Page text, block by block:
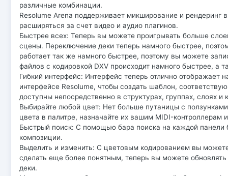
различные комбинации.
Resolume Arena поддерживает микширование и
расширяться за счет видео и аудио плагинов.
Быстрее всех: Теперь вы можете проигрывать больше
сцены. Переключение деки теперь намного быстрее,
работает так же намного быстрее, поэтому вы можете
файлов с кодировкой DXV происходит намного быстрее, а
Гибкий интерфейс: Интерфейс теперь отлично
интерфейсе Resolume, чтобы создать шаблон,
доступны непосредственно в структурах, группах, слоях и
Выбирайте любой цвет: Нет больше путаницы с
цвета в палитре, назначайте их вашим MIDI-
Быстрый поиск: С помощью бара поиска на каждой
композиции.
Выделить и изменить: С цветовым кодированием вы
сделать еще более понятным, теперь вы можете
деки.